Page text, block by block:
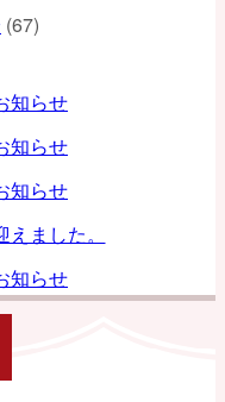
(67)
知らせ
知らせ
知らせ
ました。
知らせ